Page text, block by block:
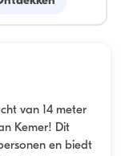
van 14 meter
Kemer! Dit
en biedt